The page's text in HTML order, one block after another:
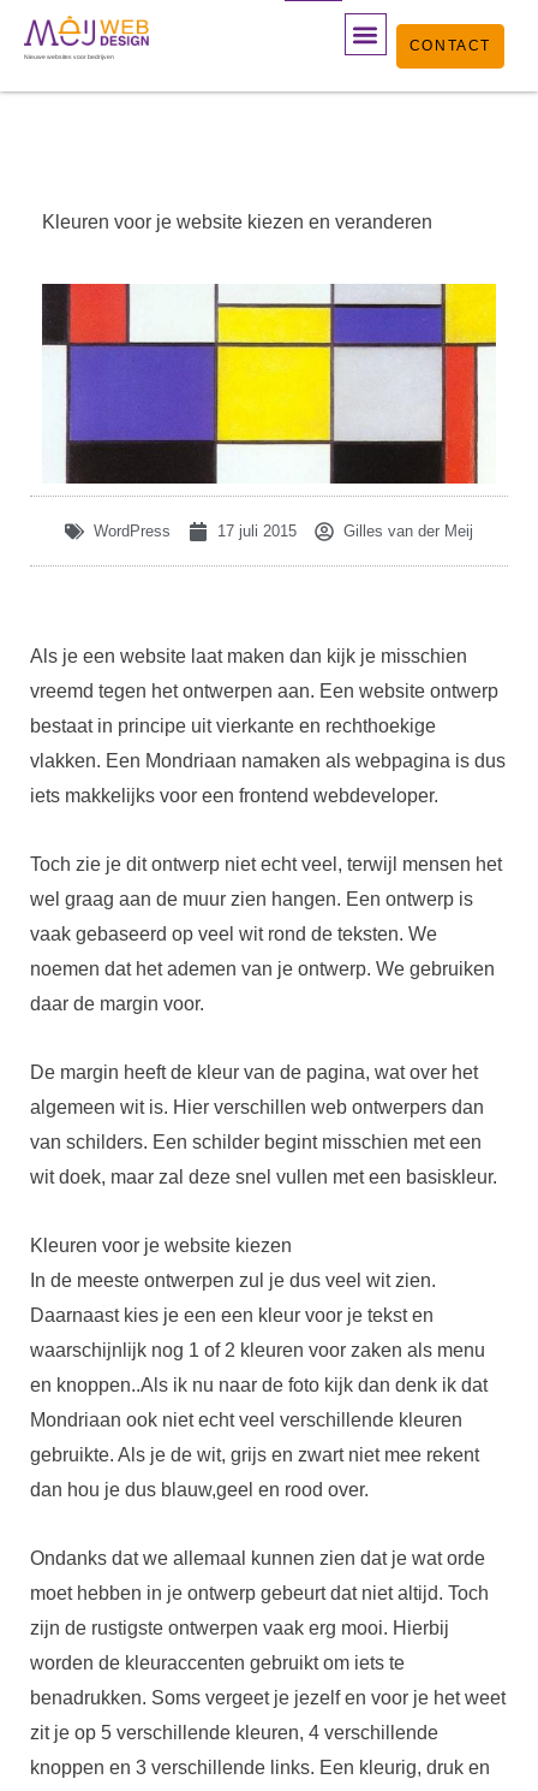
naarNieuwe websites voor bedrijven
CONTACT
Kleuren voor je website kiezen en veranderen
WordPress 17 juli 2015 Gilles van der Meij
Als je een website laat maken dan kijk je misschien
vreemd tegen het ontwerpen aan. Een website ontwerp
bestaat in principe uit vierkante en rechthoekige
vlakken. Een Mondriaan namaken als webpagina is dus
iets makkelijks voor een frontend webdeveloper.
Toch zie je dit ontwerp niet echt veel, terwijl mensen het
wel graag aan de muur zien hangen. Een ontwerp is
vaak gebaseerd op veel wit rond de teksten. We
noemen dat het ademen van je ontwerp. We gebruiken
daar de margin voor.
De margin heeft de kleur van de pagina, wat over het
algemeen wit is. Hier verschillen web ontwerpers dan
van schilders. Een schilder begint misschien met een
wit doek, maar zal deze snel vullen met een basiskleur.
Kleuren voor je website kiezen
In de meeste ontwerpen zul je dus veel wit zien.
Daarnaast kies je een een kleur voor je tekst en
waarschijnlijk nog 1 of 2 kleuren voor zaken als menu
en knoppen..Als ik nu naar de foto kijk dan denk ik dat
Mondriaan ook niet echt veel verschillende kleuren
gebruikte. Als je de wit, grijs en zwart niet mee rekent
dan hou je dus blauw,geel en rood over.
Ondanks dat we allemaal kunnen zien dat je wat orde
moet hebben in je ontwerp gebeurt dat niet altijd. Toch
zijn de rustigste ontwerpen vaak erg mooi. Hierbij
worden de kleuraccenten gebruikt om iets te
benadrukken. Soms vergeet je jezelf en voor je het weet
zit je op 5 verschillende kleuren, 4 verschillende
knoppen en 3 verschillende links. Een kleurig, druk en